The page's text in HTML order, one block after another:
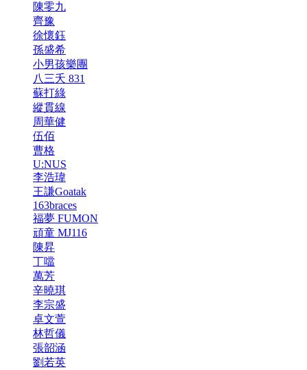
陳零九
齊豫
徐懷鈺
孫盛希
小男孩樂團
八三夭 831
蘇打綠
縱貫線
周華健
伍佰
曹格
U:NUS
李浩瑋
王謙Goatak
163braces
福夢 FUMON
頑童 MJ116
陳昇
丁噹
萬芳
辛曉琪
李宗盛
卓文萱
林哲儀
張韶涵
劉若英